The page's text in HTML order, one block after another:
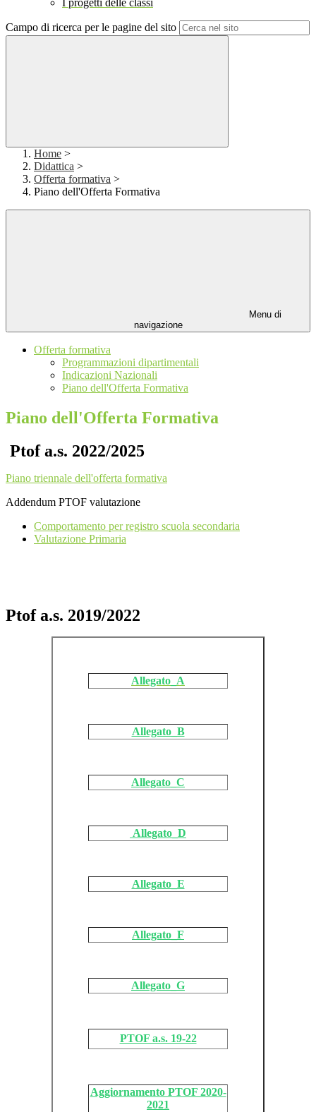
I progetti delle classi
Campo di ricerca per le pagine del sito
Home >
Didattica >
Offerta formativa >
Piano dell'Offerta Formativa
Menu di
navigazione
Offerta formativa
Programmazioni dipartimentali
Indicazioni Nazionali
Piano dell'Offerta Formativa
Piano dell'Offerta Formativa
Ptof a.s. 2022/2025
Piano triennale dell'offerta formativa
Addendum PTOF valutazione
Comportamento per registro scuola secondaria
Valutazione Primaria
Ptof a.s. 2019/2022
Allegato_A
Allegato_B
Allegato_C
Allegato_D
Allegato_E
Allegato_F
Allegato_G
PTOF a.s. 19-22
Aggiornamento PTOF 2020-
2021